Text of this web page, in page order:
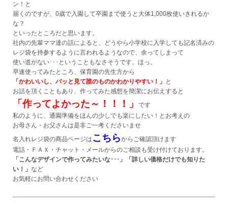
ン！と
届くのですが、0歳で入園して卒園まで使うと大体1,000枚使いきれるか
な？
といったところだと思います。
社内の先輩ママ達の話によると、どうやら小学校に入学しても記名済みの
レジ袋を持参するように言われるようなので、余ってしまって
使い道がない･･･ということもなさそうです。ほっ。
早速使ってみたところ、保育園の先生方から
「かわいいし、パッと見て誰のものかわかりやすい！」 と
お話を頂くこともあり、作ってみた感想を簡潔にお伝えすると
「作ってよかった～！！！」
です
私のように、通園準備をほんの少しでも楽にしたい！とお考えの
お母さん・お父さんは是非ご一考くださいませ
名入れレジ袋の商品ページは こちらからご確認頂けます
電話・ＦＡＸ・チャット・メールからのご相談も受け付けております。
「こんなデザインで作ってみたいな･･･」「詳しい価格だけでも知りた
い！」 など
お気軽にお問い合わせください